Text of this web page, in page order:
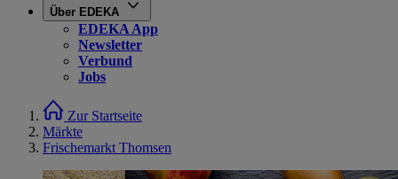
Über EDEKA
EDEKA App
Newsletter
Verbund
Jobs
Zur Startseite
Märkte
Frischemarkt Thomsen